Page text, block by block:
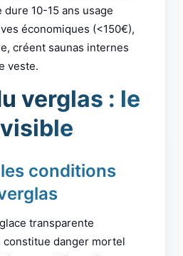
10-15 ans usage
économiques (<150€),
créent saunas internes
veste.
verglas : le
conditions
transparente
danger mortel